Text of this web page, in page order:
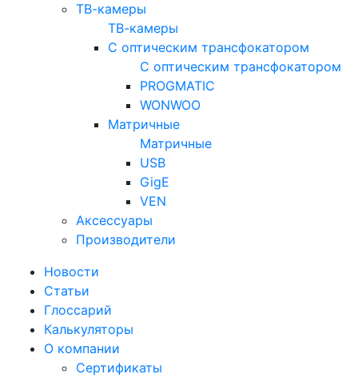
ТВ-камеры
ТВ-камеры
С оптическим трансфокатором
С оптическим трансфокатором
PROGMATIC
WONWOO
Матричные
Матричные
USB
GigE
VEN
Аксессуары
Производители
Новости
Статьи
Глоссарий
Калькуляторы
О компании
Сертификаты